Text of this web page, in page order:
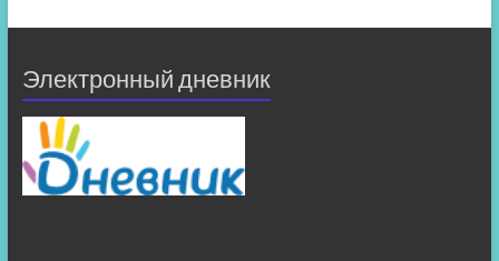
Электронный дневник